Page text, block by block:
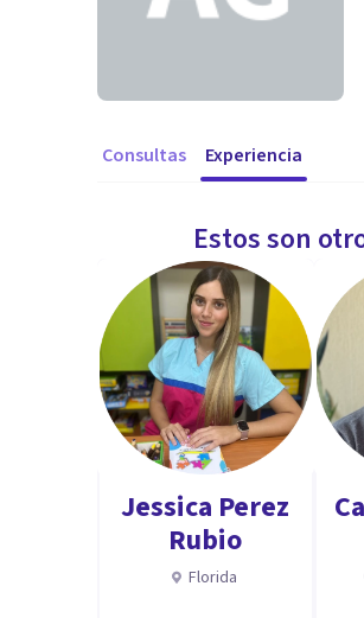
Consultas Experiencia
Estos son
Jessica Perez
Rubio
Florida